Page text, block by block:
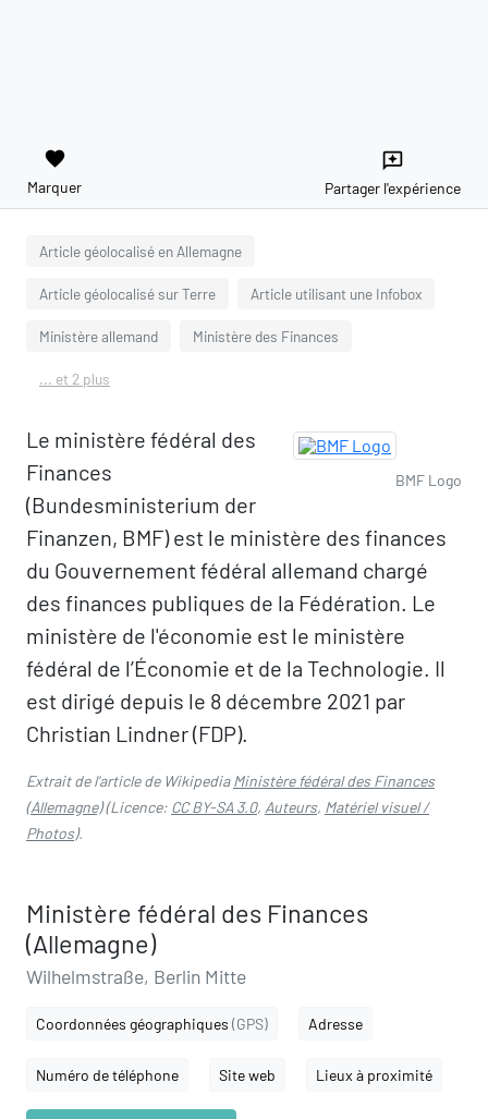
favorite
Marquer
reviews
Partager l'expérience
Article géolocalisé en Allemagne
Article géolocalisé sur Terre Article utilisant une Infobox
Ministère allemand Ministère des Finances
... et 2 plus
BMF Logo
Le ministère fédéral des
Finances
(Bundesministerium der
Finanzen, BMF) est le ministère des finances
du Gouvernement fédéral allemand chargé
des finances publiques de la Fédération. Le
ministère de l'économie est le ministère
fédéral de l’Économie et de la Technologie. Il
est dirigé depuis le 8 décembre 2021 par
Christian Lindner (FDP).
Extrait de l'article de WikipediaMinistère fédéral des Finances
(Allemagne)(Licence: CC BY-SA 3.0, Auteurs, Matériel visuel /
Photos).
Ministère fédéral des Finances
(Allemagne)
Wilhelmstraße, Berlin Mitte
Coordonnées géographiques (GPS) Adresse
Numéro de téléphone Site web Lieux à proximité